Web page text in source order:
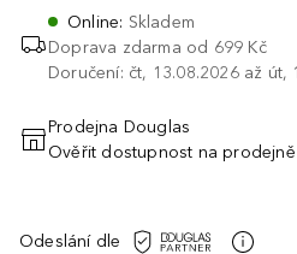
Online: Skladem
Doprava zdarma od 699 Kč
Doručení: čt, 13.08.2026 až út,
PŘIDAT DO
Prodejna Douglas
Ověřit dostupnost na prodejně
Odeslání dle